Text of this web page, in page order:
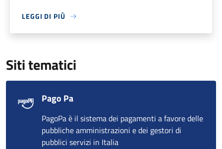
LEGGI DI PIÙ
Siti tematici
Pago Pa
PagoPa è il sistema dei pagamenti a favore delle
pubbliche amministrazioni e dei gestori di
pubblici servizi in Italia